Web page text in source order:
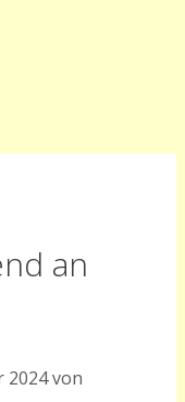
an
2024von